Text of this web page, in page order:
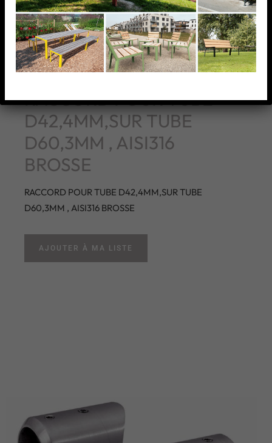
RACCORD POUR TUBE
D42,4MM,SUR TUBE
D60,3MM , AISI316
BROSSE
RACCORD POUR TUBE D42,4MM,SUR TUBE
D60,3MM , AISI316 BROSSE
AJOUTER À MA LISTE